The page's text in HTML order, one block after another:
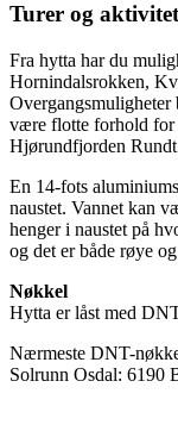
Turer og
Fra hytta har du
Hornindalsrokken,
Overgangsmuligheter
være flotte forhold for
Hjørundfjorden
En 14-fots
naustet. Vannet kan
henger i naustet på
og det er både røye
Nøkkel
Hytta er låst med
Nærmeste DNT-
Solrunn Osdal: 6190